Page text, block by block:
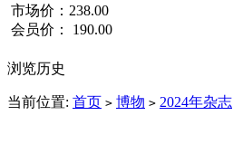
市场价： 238.00
会员价： 190.00
浏览历史
当前位置: 首页 > 博物 > 2024年杂志